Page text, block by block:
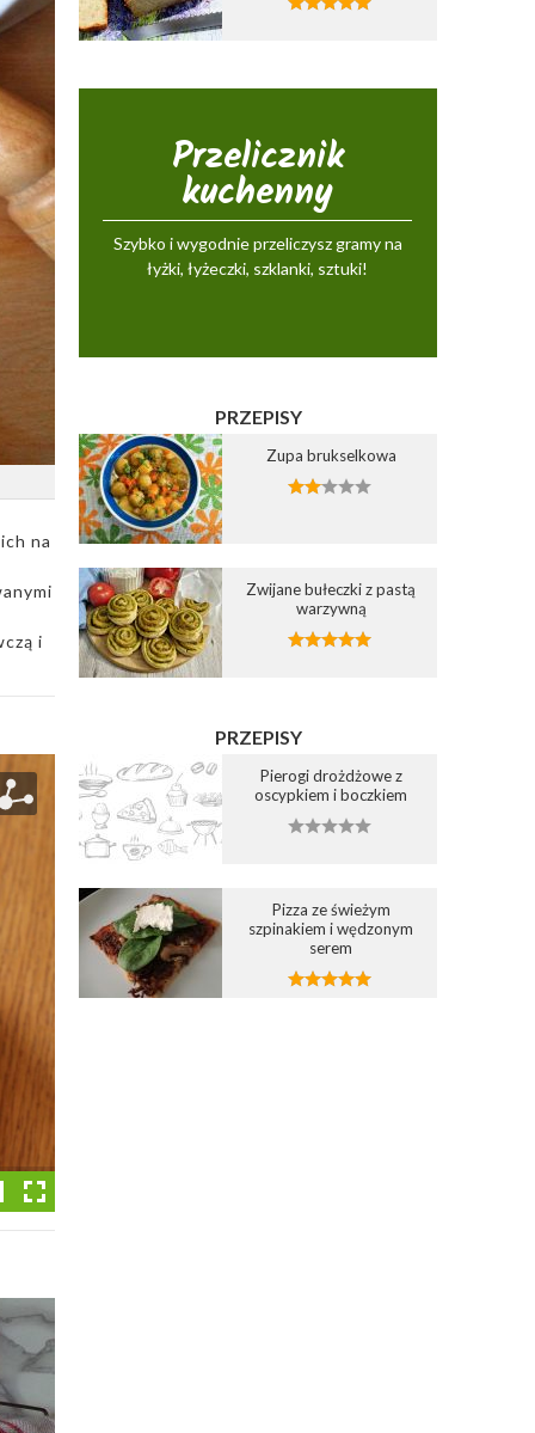
na
i
Przelicznik
kuchenny
Szybko i wygodnie przeliczysz gramy na
łyżki, łyżeczki, szklanki, sztuki!
PRZEPISY
Zupa brukselkowa
Zwijane bułeczki z pastą
warzywną
PRZEPISY
Pierogi drożdżowe z
oscypkiem i boczkiem
Pizza ze świeżym
szpinakiem i wędzonym
serem